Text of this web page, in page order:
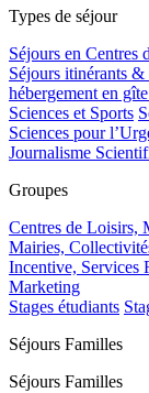
Types de séjour
Séjours en Centres
Séjours itinérants
hébergement en
Sciences et Sports
Sciences pour
Journalisme
Groupes
Centres de Loisirs,
Mairies,
Incentive, Services
Marketing
Stages étudiants
Séjours Familles
Séjours Familles